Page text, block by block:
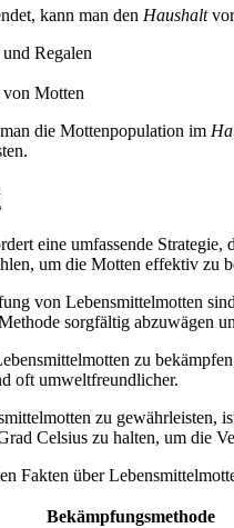
kann man den Haushaltvor
Regalen
Motten
die Mottenpopulation im
eine umfassende
um die Motten effektiv zu
von Lebensmittelmotten
sorgfältig abzuwägen
zu
oft umweltfreundlicher.
zu gewährleisten,
Celsius zu halten, um die
Fakten über
Bekämpfungsmethode